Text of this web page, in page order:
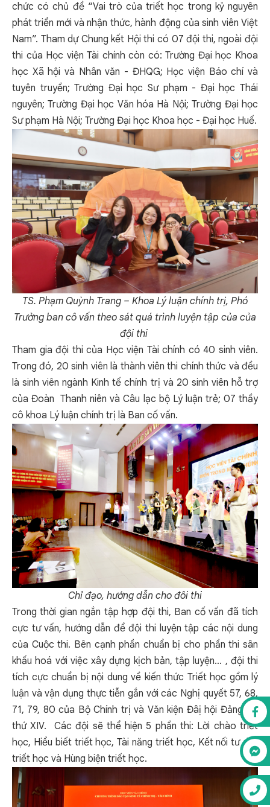
chức có chủ đề “Vai trò của triết học trong kỷ nguyên
phát triển mới và nhận thức, hành động của sinh viên Việt
Nam”. Tham dự Chung kết Hội thi có 07 đội thi, ngoài đội
thi của Học viện Tài chính còn có: Trường Đại học Khoa
học Xã hội và Nhân văn - ĐHQG; Học viện Báo chí và
tuyên truyền; Trường Đại học Sư phạm - Đại học Thái
nguyên; Trường Đại học Văn hóa Hà Nội; Trường Đại học
Sư phạm Hà Nội; Trường Đại học Khoa học - Đại học Huế.
TS. Phạm Quỳnh Trang – Khoa Lý luận chính trị, Phó
Trưởng ban cô vấn theo sát quá trình luyện tập của của
đội thi
Tham gia đội thi của Học viện Tài chính có 40 sinh viên.
Trong đó, 20 sinh viên là thành viên thi chính thức và đều
là sinh viên ngành Kinh tế chính trị và 20 sinh viên hỗ trợ
của Đoàn Thanh niên và Câu lạc bộ Lý luận trẻ; 07 thầy
cô khoa Lý luận chính trị là Ban cố vấn.
Chỉ đạo, hướng dẫn cho đôi thi
Trong thời gian ngắn tập hợp đội thi, Ban cố vấn đã tích
cực tư vấn, hướng dẫn để đội thi luyện tập các nội dung
của Cuộc thi. Bên cạnh phần chuẩn bị cho phần thi sân
khấu hoá với việc xây dựng kịch bản, tập luyện… , đội thi
tích cực chuẩn bị nội dung về kiến thức Triết học gồm lý
luận và vận dụng thực tiễn gắn với các Nghị quyết 57, 68,
71, 79, 80 của Bộ Chính trị và Văn kiện Đâị hội Đảng lần
thứ XIV. Các đội sẽ thể hiện 5 phần thi: Lời chào triết
học, Hiểu biết triết học, Tài năng triết học, Kết nối tư duy
triết học và Hùng biện triết học.